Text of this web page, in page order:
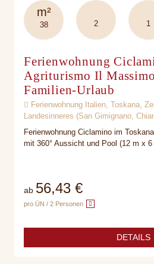
m²
38 2 1
Ferienwohnung
Agriturismo Il
Familien-Urlaub
Ferienwohnung Italien, Toskana,
Landesinneres (San Gimignano,
Ferienwohnung Ciclamino im
mit 360° Aussicht und Pool (12 m x 6
ab 56,43 €
pro ÜN / 2 Personen
DETAILS